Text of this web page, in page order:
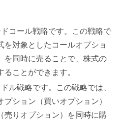
コール戦略です。この戦略で
を対象としたコールオプショ
を同時に売ることで、株式の
ことができます。
ル戦略です。この戦略では、
プション（買いオプション）
売りオプション）を同時に購